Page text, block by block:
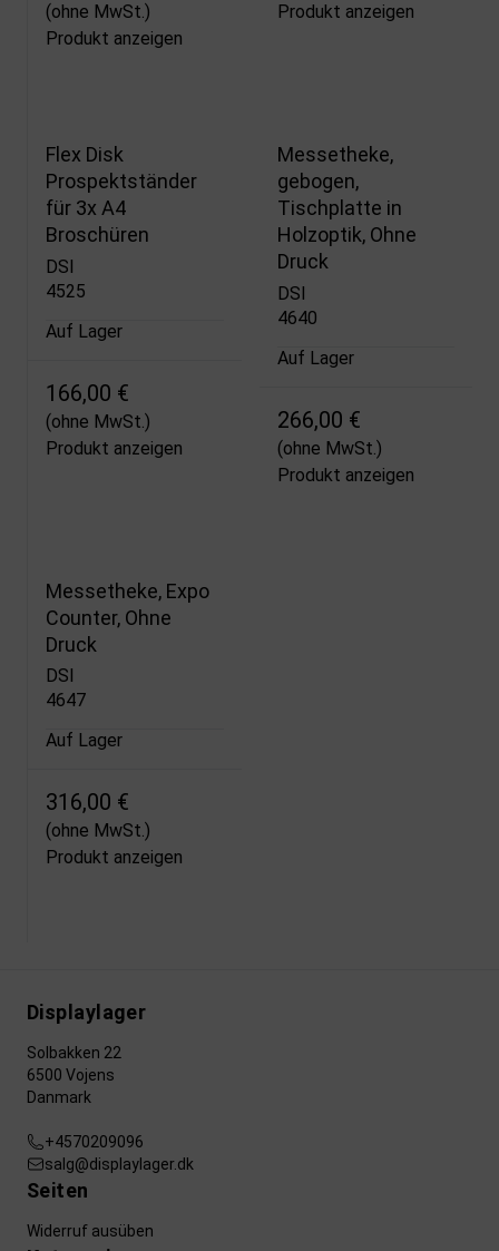
(ohne MwSt.)
Produkt anzeigen
Produkt anzeigen
Flex Disk
Prospektständer
für 3x A4
Broschüren
DSI
4525
Auf Lager
166,00 €
(ohne MwSt.)
Produkt anzeigen
Messetheke,
gebogen,
Tischplatte in
Holzoptik, Ohne
Druck
DSI
4640
Auf Lager
266,00 €
(ohne MwSt.)
Produkt anzeigen
Messetheke, Expo
Counter, Ohne
Druck
DSI
4647
Auf Lager
316,00 €
(ohne MwSt.)
Produkt anzeigen
Displaylager
Solbakken 22
6500 Vojens
Danmark
+4570209096
salg@displaylager.dk
Seiten
Widerruf ausüben